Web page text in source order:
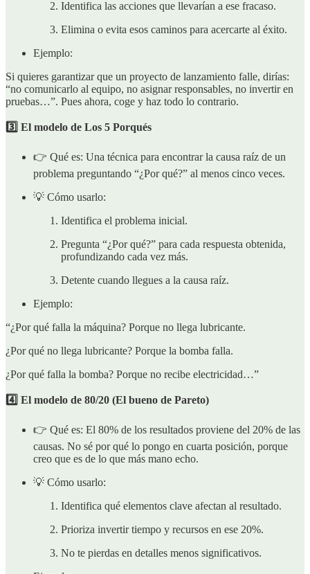
Identifica las acciones que llevarían a ese fracaso.
Elimina o evita esos caminos para acercarte al éxito.
Ejemplo:
Si quieres garantizar que un proyecto de lanzamiento falle, dirías:
“no comunicarlo al equipo, no asignar responsables, no invertir en
pruebas…”. Pues ahora, coge y haz todo lo contrario.
3️⃣ El modelo de Los 5 Porqués
👉 Qué es: Una técnica para encontrar la causa raíz de un
problema preguntando “¿Por qué?” al menos cinco veces.
💡 Cómo usarlo:
Identifica el problema inicial.
Pregunta “¿Por qué?” para cada respuesta obtenida,
profundizando cada vez más.
Detente cuando llegues a la causa raíz.
Ejemplo:
“¿Por qué falla la máquina? Porque no llega lubricante.
¿Por qué no llega lubricante? Porque la bomba falla.
¿Por qué falla la bomba? Porque no recibe electricidad…”
4️⃣ El modelo de 80/20 (El bueno de Pareto)
👉 Qué es: El 80% de los resultados proviene del 20% de las
causas. No sé por qué lo pongo en cuarta posición, porque
creo que es de lo que más mano echo.
💡 Cómo usarlo:
Identifica qué elementos clave afectan al resultado.
Prioriza invertir tiempo y recursos en ese 20%.
No te pierdas en detalles menos significativos.